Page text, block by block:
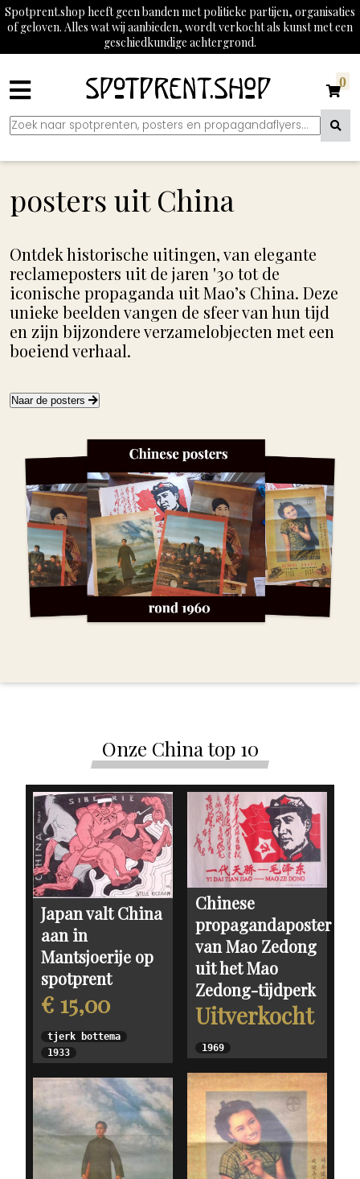
Spotprent.shop heeft geen banden met politieke partijen, organisaties
of geloven. Alles wat wij aanbieden, wordt verkocht als kunst met een
geschiedkundige achtergrond.
0
posters uit China
Ontdek historische uitingen, van elegante
reclameposters uit de jaren '30 tot de
iconische propaganda uit Mao’s China. Deze
unieke beelden vangen de sfeer van hun tijd
en zijn bijzondere verzamelobjecten met een
boeiend verhaal.
Naar de posters
Onze China top 10
Japan valt China
aan in
Mantsjoerije op
spotprent
€ 15,00
tjerk bottema
1933
Chinese
propagandaposter
van Mao Zedong
uit het Mao
Zedong-tijdperk
Uitverkocht
1969